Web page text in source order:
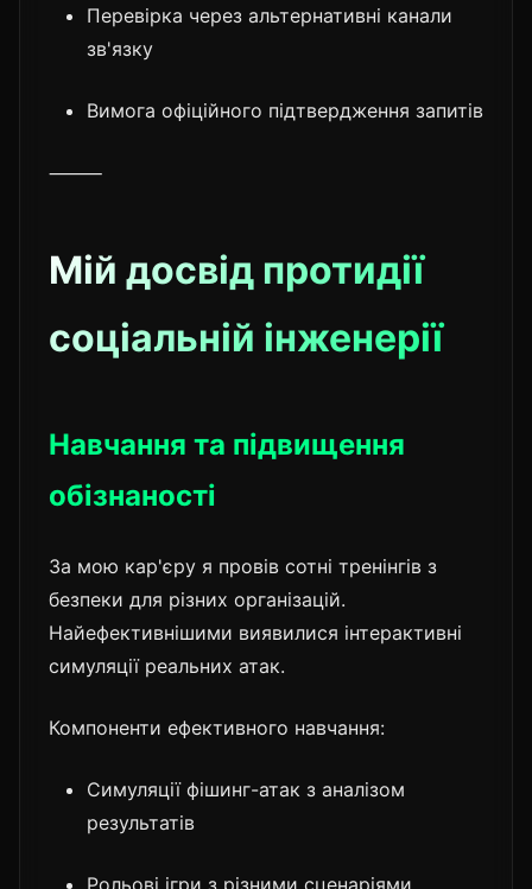
Перевірка через альтернативні канали
зв'язку
Вимога офіційного підтвердження запитів
⸻
Мій досвід протидії
соціальній інженерії
Навчання та підвищення
обізнаності
За мою кар'єру я провів сотні тренінгів з
безпеки для різних організацій.
Найефективнішими виявилися інтерактивні
симуляції реальних атак.
Компоненти ефективного навчання:
Симуляції фішинг-атак з аналізом
результатів
Рольові ігри з різними сценаріями